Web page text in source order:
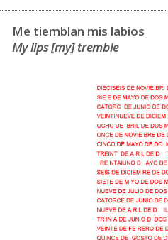
Me tiemblan mis labios
My lips [my] tremble